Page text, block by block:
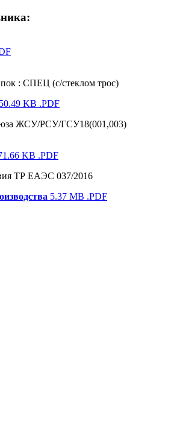
: СПЕЦ (с/стеклом трос)
KB .PDF
ЖСУ/РСУ/ГСУ18(001,003)
KB .PDF
ТР ЕАЭС 037/2016
5.37 MB .PDF